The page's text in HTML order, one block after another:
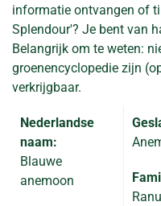
informatie ontvangen of
Splendour'? Je bent van
Belangrijk om te weten:
groenencyclopedie zijn
verkrijgbaar.
Nederlandse
naam:
Blauwe
anemoon